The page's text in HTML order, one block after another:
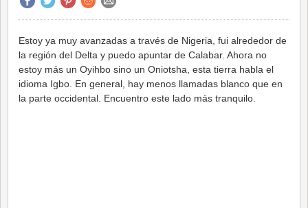
Estoy ya muy avanzadas a través de Nigeria, fui alrededor de
la región del Delta y puedo apuntar de Calabar. Ahora no
estoy más un Oyihbo sino un Oniotsha, esta tierra habla el
idioma Igbo. En general, hay menos llamadas blanco que en
la parte occidental. Encuentro este lado más tranquilo.